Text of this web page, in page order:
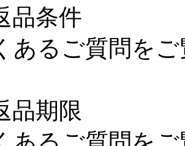
品条件
あるご質問を
品期限